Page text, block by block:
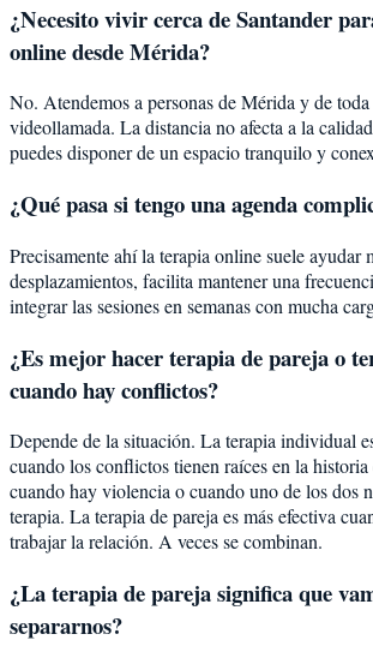
¿Necesito vivir cerca de Santander
online desde Mérida?
No. Atendemos a personas de Mérida y de
videollamada. La distancia no afecta a la
puedes disponer de un espacio tranquilo y
¿Qué pasa si tengo una agenda
Precisamente ahí la terapia online suele ayudar
desplazamientos, facilita mantener una
integrar las sesiones en semanas con mucha
¿Es mejor hacer terapia de pareja o
cuando hay conflictos?
Depende de la situación. La terapia individual
cuando los conflictos tienen raíces en la
cuando hay violencia o cuando uno de los dos
terapia. La terapia de pareja es más efectiva
trabajar la relación. A veces se combinan.
¿La terapia de pareja significa que
separarnos?